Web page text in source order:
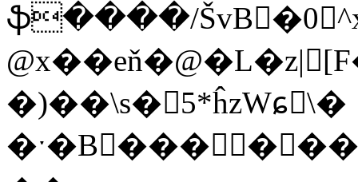
ֆ����/
�)��\s�5*ĥzWɕٕ\�
�ˑ�B���